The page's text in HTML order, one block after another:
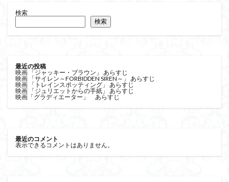
検索
検索
最近の投稿
映画 「ジャッキー・ブラウン」 あらすじ
映画 「サイレン～FORBIDDEN SIREN～」 あらすじ
映画 「トレインスポッティング」 あらすじ
映画 「ジュリエットからの手紙」 あらすじ
映画「グラディエーター」 あらすじ
最近のコメント
表示できるコメントはありません。